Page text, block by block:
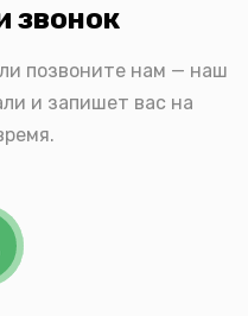
звонок
позвоните нам — наш
и запишет вас на